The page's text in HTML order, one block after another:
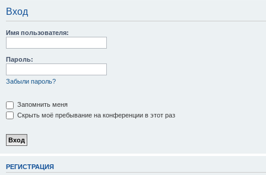
Вход
Имя пользователя:
Пароль:
Забыли пароль?
Запомнить меня
Скрыть моё пребывание на конференции в этот раз
РЕГИСТРАЦИЯ